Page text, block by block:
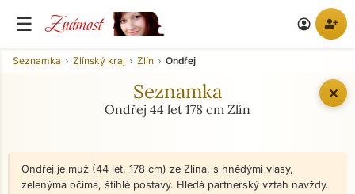
☰ Známost account_circle person_add
✕
Seznamka Zlínský kraj Zlín Ondřej
Seznamka
Ondřej 44 let 178 cm Zlín
Ondřej je muž (44 let, 178 cm) ze Zlína, s hnědými vlasy,
zelenýma očima, štíhlé postavy. Hledá partnerský vztah navždy.